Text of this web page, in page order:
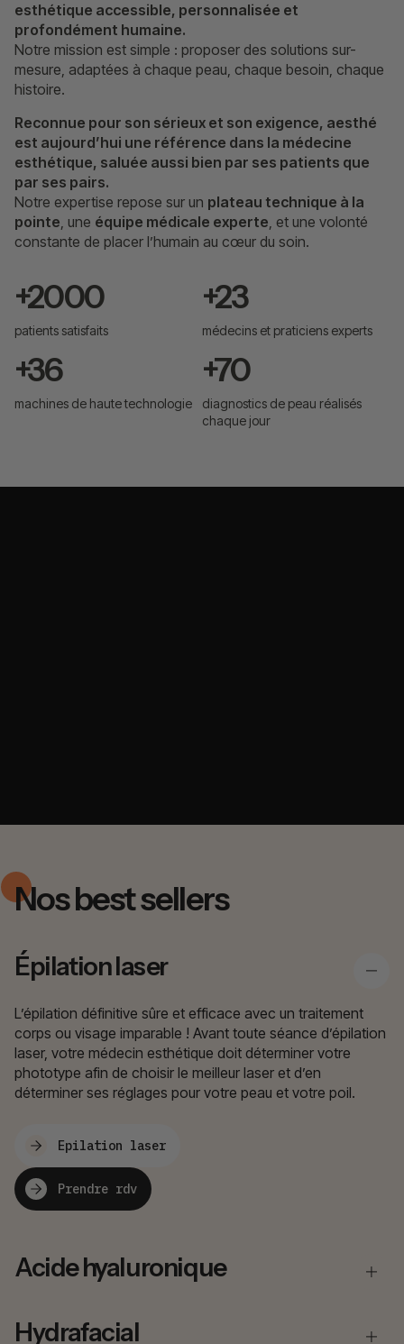
esthétique accessible, personnalisée et
profondément humaine.
Notre mission est simple : proposer des solutions sur-
mesure, adaptées à chaque peau, chaque besoin, chaque
histoire.
Reconnue pour son sérieux et son exigence, aesthé
est aujourd’hui une référence dans la médecine
esthétique, saluée aussi bien par ses patients que
par ses pairs.
Notre expertise repose sur un plateau technique à la
pointe, une équipe médicale experte, et une volonté
constante de placer l’humain au cœur du soin.
+2000
patients satisfaits
+26
médecins et praticiens experts
+45
machines de haute technologie
+100
diagnostics de peau réalisés
chaque jour
Nos best sellers
Épilation laser
L’épilation définitive sûre et efficace avec un traitement
corps ou visage imparable ! Avant toute séance d’épilation
laser, votre médecin esthétique doit déterminer votre
phototype afin de choisir le meilleur laser et d’en
déterminer ses réglages pour votre peau et votre poil.
Epilation laser
Prendre rdv
Acide hyaluronique
Hydrafacial